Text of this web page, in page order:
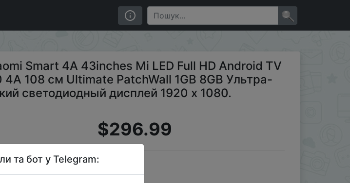
PatchWall 1GB 8GB Ультра-яркий светодиодный дисплей 1920 x 1080.
Smart 4A 43inches Mi LED Full HD Android TV
4A 108 см Ultimate PatchWall 1GB 8GB Ультра-
светодиодный дисплей 1920 x 1080.
$296.99
та бот у Telegram: